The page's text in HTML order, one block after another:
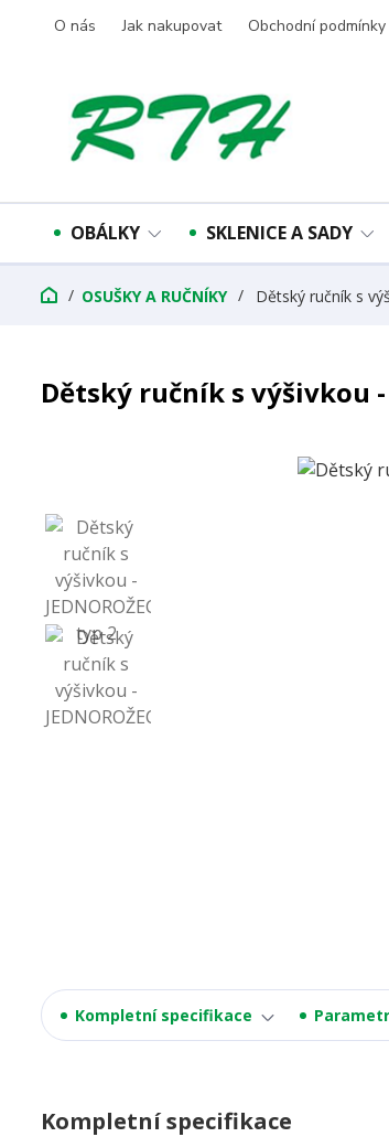
O nás Jak nakupovat Obchodní podmínky
OBÁLKY SKLENICE A SADY
OSUŠKY A RUČNÍKY Dětský ručník s
Dětský ručník s výšivkou -
Kompletní specifikace
Kompletní specifikace